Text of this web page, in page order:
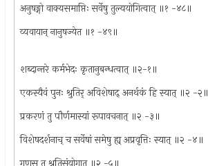
अनुषङ्गो वाक्यसमाप्तिः सर्वेषु तुल्ययोगित्वात् ॥१ -४८॥
व्यवायान् नानुषज्येत ॥१ -४९॥
शब्दान्तरे कर्मभेदः कृतानुबन्धत्वात् ॥२-१॥
एकस्यैवं पुनः श्रुतिर् अविशेषाद् अनर्थकं हि स्यात् ॥२ -२॥
प्रकरणं तु पौर्णमास्यां रूपावचनात् ॥२ -३॥
विशेषदर्शनाच् च सर्वेषां समेषु ह्य् अप्रवृत्तिः स्यात् ॥२ -४॥